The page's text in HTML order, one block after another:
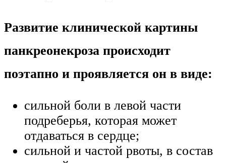
Развитие клинической картины
панкреонекроза происходит
поэтапно и проявляется он в виде:
сильной боли в левой части
подреберья, которая может
отдаваться в сердце;
сильной и частой рвоты, в состав